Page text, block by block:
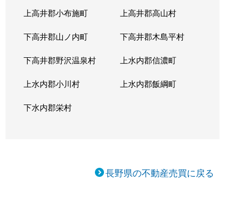
上高井郡小布施町 上高井郡高山村
下高井郡山ノ内町 下高井郡木島平村
下高井郡野沢温泉村 上水内郡信濃町
上水内郡小川村 上水内郡飯綱町
下水内郡栄村
長野県の不動産売買に戻る